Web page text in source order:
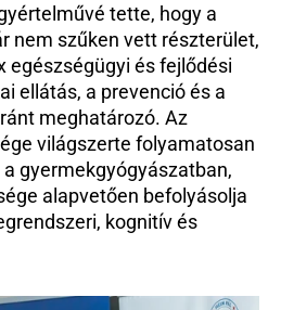
tette, hogy a
nem szűken vett részterület,
egészségügyi és fejlődési
ellátás, a prevenció és a
meghatározó. Az
világszerte folyamatosan
gyermekgyógyászatban,
alapvetően befolyásolja
kognitív és